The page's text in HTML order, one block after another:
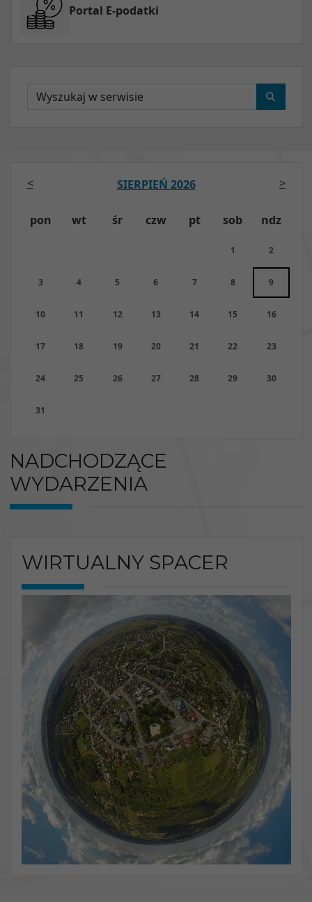
Portal E-podatki
Wyszukaj
SIERPIEŃ 2026
pon wt śr czw pt sob ndz
1 2
3 4 5 6 7 8 9
10 11 12 13 14 15 16
17 18 19 20 21 22 23
24 25 26 27 28 29 30
31
< >
NADCHODZĄCE
WYDARZENIA
WIRTUALNY SPACER